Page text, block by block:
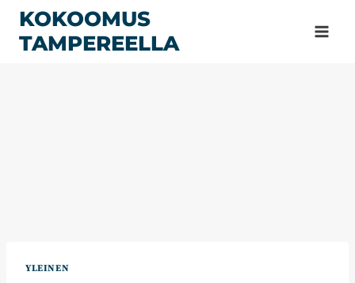
Siirry
sisältöön
KOKOOMUS
TAMPEREELLA
YLEINEN